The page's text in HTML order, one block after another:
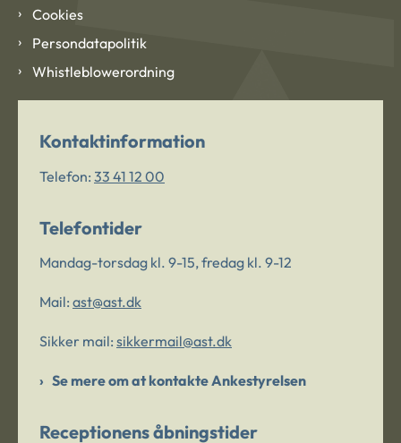
Cookies
Persondatapolitik
Whistleblowerordning
Kontaktinformation
Telefon: 33 41 12 00
Telefontider
Mandag-torsdag kl. 9-15, fredag kl. 9-12
Mail: ast@ast.dk
Sikker mail: sikkermail@ast.dk
Se mere om at kontakte Ankestyrelsen
Receptionens åbningstider